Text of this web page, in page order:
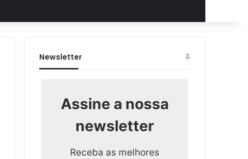
Newsletter
Assine a nossa
newsletter
Receba as melhores